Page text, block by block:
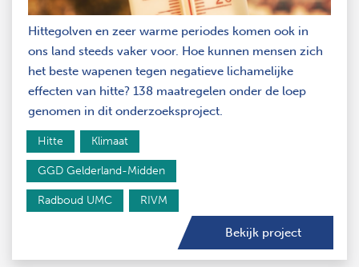
Hittegolven en zeer warme periodes komen ook in
ons land steeds vaker voor. Hoe kunnen mensen zich
het beste wapenen tegen negatieve lichamelijke
effecten van hitte? 138 maatregelen onder de loep
genomen in dit onderzoeksproject.
Hitte Klimaat
GGD Gelderland-Midden
Radboud UMC RIVM
Bekijk project